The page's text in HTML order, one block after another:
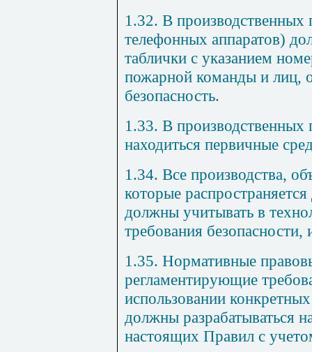
1.32. В
телефонных аппаратов)
таблички с указанием
пожарной команды и лиц,
безопасность.
1.33. В
находиться первичные
1.34. Все производства,
которые
должны учитывать в
требования
1.35. Нормативные
регламентирующие
использовании
должны разрабатываться
настоящих Правил с